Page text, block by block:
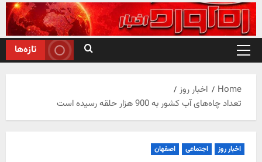
Skip
to
content
Primary
تازه‌ها
Home
اخبار روز
تعداد چاه‌های آب کشور به 900 هزار حلقه رسیده است
اخبار روز اجتماعی اصفهان